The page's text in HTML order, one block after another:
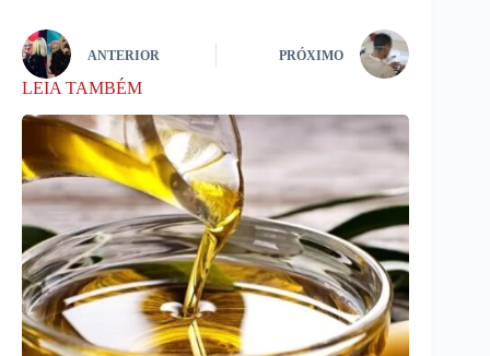
ANTERIOR PRÓXIMO
LEIA TAMBÉM